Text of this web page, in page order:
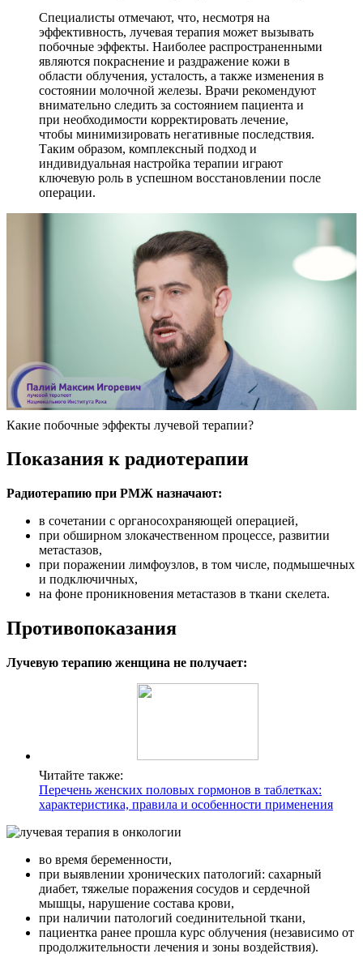
Специалисты отмечают, что, несмотря на
эффективность, лучевая терапия может вызывать
побочные эффекты. Наиболее распространенными
являются покраснение и раздражение кожи в
области облучения, усталость, а также изменения в
состоянии молочной железы. Врачи рекомендуют
внимательно следить за состоянием пациента и
при необходимости корректировать лечение,
чтобы минимизировать негативные последствия.
Таким образом, комплексный подход и
индивидуальная настройка терапии играют
ключевую роль в успешном восстановлении после
операции.
Какие побочные эффекты лучевой терапии?
Показания к радиотерапии
Радиотерапию при РМЖ назначают:
в сочетании с органосохраняющей операцией,
при обширном злокачественном процессе, развитии
метастазов,
при поражении лимфоузлов, в том числе, подмышечных
и подключичных,
на фоне проникновения метастазов в ткани скелета.
Противопоказания
Лучевую терапию женщина не получает:
Читайте также:
Перечень женских половых гормонов в таблетках:
характеристика, правила и особенности применения
во время беременности,
при выявлении хронических патологий: сахарный
диабет, тяжелые поражения сосудов и сердечной
мышцы, нарушение состава крови,
при наличии патологий соединительной ткани,
пациентка ранее прошла курс облучения (независимо от
продолжительности лечения и зоны воздействия).